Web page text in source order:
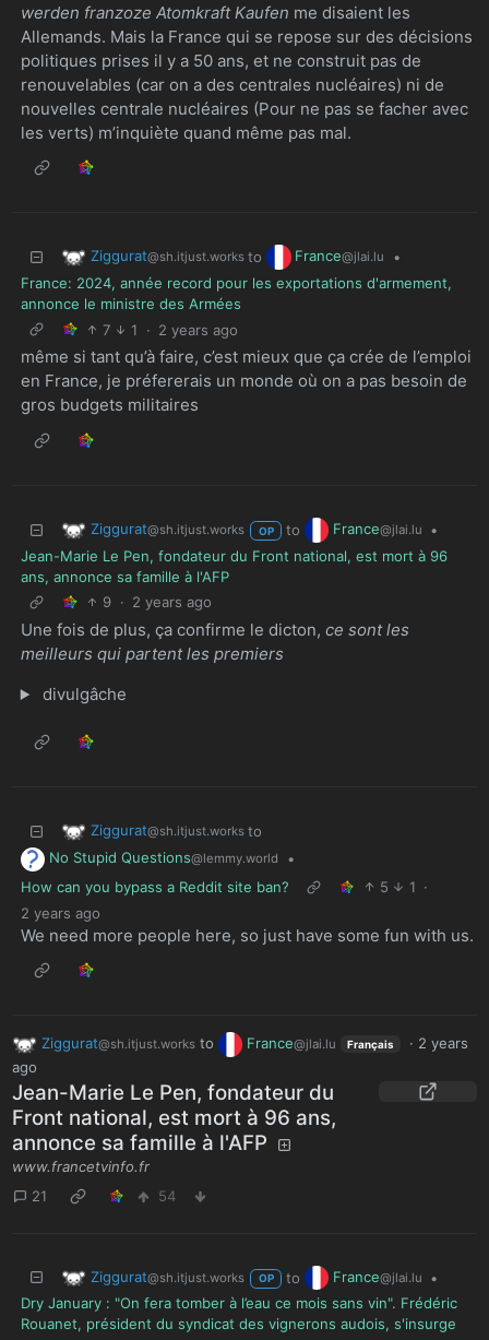
werden franzoze Atomkraft Kaufen me disaient les
Allemands. Mais la France qui se repose sur des décisions
politiques prises il y a 50 ans, et ne construit pas de
renouvelables (car on a des centrales nucléaires) ni de
nouvelles centrale nucléaires (Pour ne pas se facher avec
les verts) m’inquiète quand même pas mal.
Ziggurat@sh.itjust.works to France@jlai.lu
•
France: 2024, année record pour les exportations d'armement,
annonce le ministre des Armées
7
1 · 2 years ago
même si tant qu’à faire, c’est mieux que ça crée de l’emploi
en France, je préfererais un monde où on a pas besoin de
gros budgets militaires
Ziggurat@sh.itjust.works OP to France@jlai.lu
•
Jean-Marie Le Pen, fondateur du Front national, est mort à 96
ans, annonce sa famille à l'AFP
9 · 2 years ago
Une fois de plus, ça confirme le dicton, ce sont les
meilleurs qui partent les premiers
divulgâche
Ziggurat@sh.itjust.works to
No Stupid Questions@lemmy.world
•
How can you bypass a Reddit site ban?
5 1 ·
2 years ago
We need more people here, so just have some fun with us.
Ziggurat@sh.itjust.worksto France@jlai.lu Français · 2 years
ago
Jean-Marie Le Pen, fondateur du
Front national, est mort à 96 ans,
annonce sa famille à l'AFP
www.francetvinfo.fr
21
54
Ziggurat@sh.itjust.works OP to France@jlai.lu
•
Dry January : "On fera tomber à l’eau ce mois sans vin". Frédéric
Rouanet, président du syndicat des vignerons audois, s'insurge